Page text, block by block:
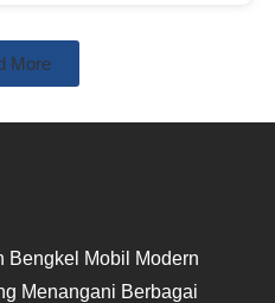
More
Bengkel Mobil Modern
Menangani Berbagai